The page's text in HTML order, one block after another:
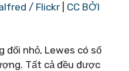
/ Flickr CC BỞI
nhỏ, Lewes có số
Tất cả đều được